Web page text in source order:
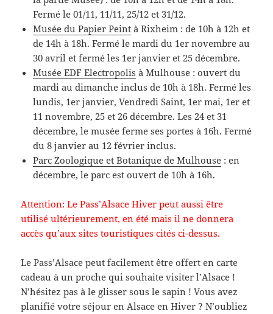
Fermé le 01/11, 11/11, 25/12 et 31/12.
Musée du Papier Peint à Rixheim : de 10h à 12h et
de 14h à 18h. Fermé le mardi du 1er novembre au
30 avril et fermé les 1er janvier et 25 décembre.
Musée EDF Electropolis à Mulhouse : ouvert du
mardi au dimanche inclus de 10h à 18h. Fermé les
lundis, 1er janvier, Vendredi Saint, 1er mai, 1er et
11 novembre, 25 et 26 décembre. Les 24 et 31
décembre, le musée ferme ses portes à 16h. Fermé
du 8 janvier au 12 février inclus.
Parc Zoologique et Botanique de Mulhouse : en
décembre, le parc est ouvert de 10h à 16h.
Attention: Le Pass’Alsace Hiver peut aussi être
utilisé ultérieurement, en été mais il ne donnera
accès qu’aux sites touristiques cités ci-dessus.
Le Pass’Alsace peut facilement être offert en carte
cadeau à un proche qui souhaite visiter l’Alsace !
N’hésitez pas à le glisser sous le sapin ! Vous avez
planifié votre séjour en Alsace en Hiver ? N’oubliez